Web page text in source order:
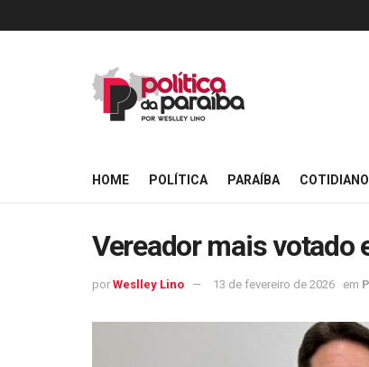
HOME POLÍTICA PARAÍBA COTIDIANO
Vereador mais votado
por Weslley Lino 13 de fevereiro de 2026 em